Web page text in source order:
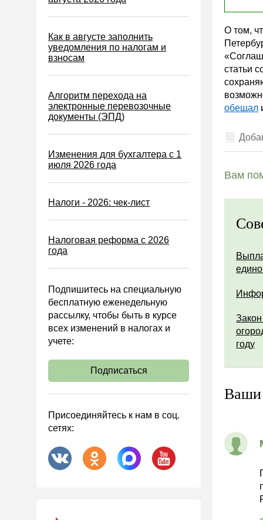
Экологический налог
Налог на игорный бизнес
Акцизы
Уплата налогов (взносов)
Возврат и зачет налогов
Налоговые проверки
Самозанятые
Банк
Онлайн-кассы ККТ ККМ
Блокировка счета
МСФО
деятельности (АХД)
Охрана труда и аттестация
Охрана труда
Валютные операции
Налоговая система РФ
Налоговое планирование
Договоры
АО
Как в августе заполнить
уведомления по налогам и
взносам
Алгоритм перехода на
электронные перевозочные
документы (ЭПД)
Изменения для бухгалтера с 1
июля 2026 года
Налоги - 2026: чек-лист
Налоговая реформа с 2026
года
Подпишитесь на специальную
бесплатную еженедельную
рассылку, чтобы быть в курсе
всех изменений в налогах и
учете:
Подписаться
Присоединяйтесь к нам в соц.
сетях:
О том,
статьи
обещал
Вам
году
Ваши